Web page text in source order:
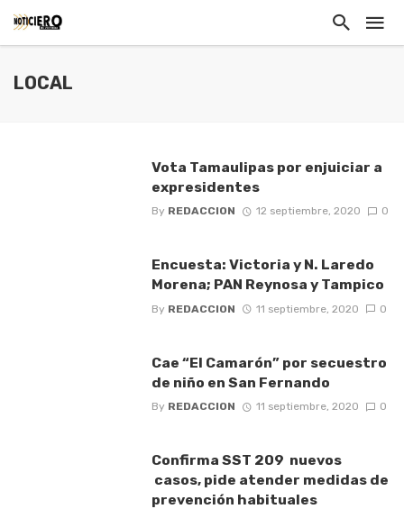
LOCAL
Vota Tamaulipas por enjuiciar a
expresidentes
By REDACCION 12 septiembre, 2020 0
Encuesta: Victoria y N. Laredo
Morena; PAN Reynosa y Tampico
By REDACCION 11 septiembre, 2020 0
Cae “El Camarón” por secuestro
de niño en San Fernando
By REDACCION 11 septiembre, 2020 0
Confirma SST 209 nuevos
casos, pide atender medidas de
prevención habituales